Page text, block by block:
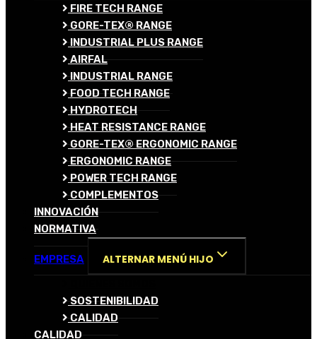
FIRE TECH RANGE
GORE-TEX® RANGE
INDUSTRIAL PLUS RANGE
AIRFAL
INDUSTRIAL RANGE
FOOD TECH RANGE
HYDROTECH
HEAT RESISTANCE RANGE
GORE-TEX® ERGONOMIC RANGE
ERGONOMIC RANGE
POWER TECH RANGE
COMPLEMENTOS
INNOVACIÓN
NORMATIVA
EMPRESA ALTERNAR MENÚ HIJO
SOSTENIBILIDAD
CALIDAD
CALIDAD